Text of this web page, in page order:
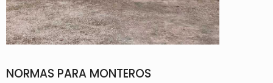
NORMAS PARA MONTEROS